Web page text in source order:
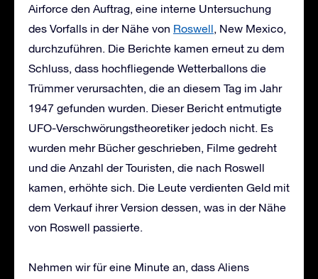
Airforce den Auftrag, eine interne Untersuchung
des Vorfalls in der Nähe von Roswell, New Mexico,
durchzuführen. Die Berichte kamen erneut zu dem
Schluss, dass hochfliegende Wetterballons die
Trümmer verursachten, die an diesem Tag im Jahr
1947 gefunden wurden. Dieser Bericht entmutigte
UFO-Verschwörungstheoretiker jedoch nicht. Es
wurden mehr Bücher geschrieben, Filme gedreht
und die Anzahl der Touristen, die nach Roswell
kamen, erhöhte sich. Die Leute verdienten Geld mit
dem Verkauf ihrer Version dessen, was in der Nähe
von Roswell passierte.
Nehmen wir für eine Minute an, dass Aliens